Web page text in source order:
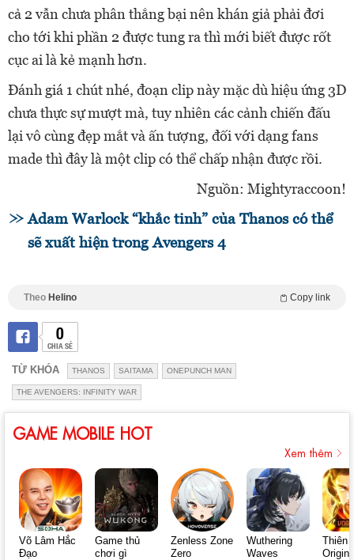
cả 2 vẫn chưa phân thắng bại nên khán giả phải đơi
cho tới khi phần 2 được tung ra thì mới biết được rốt
cục ai là kẻ mạnh hơn.
Đánh giá 1 chút nhé, đoạn clip này mặc dù hiệu ứng 3D
chưa thực sự mượt mà, tuy nhiên các cảnh chiến đấu
lại vô cùng đẹp mắt và ấn tượng, đối với dạng fans
made thì đây là một clip có thể chấp nhận được rồi.
Nguồn: Mightyraccoon!
Adam Warlock “khắc tinh” của Thanos có thể
sẽ xuất hiện trong Avengers 4
Theo Helino Copy link
0
CHIA SẺ
TỪ KHÓA THANOS SAITAMA ONEPUNCH MAN
THE AVENGERS: INFINITY WAR
GAME MOBILE HOT
Xem thêm
Võ Lâm Hắc
Đạo
Game thủ
chơi gì
Zenless Zone
Zero
Wuthering
Waves
Thiên
Origin